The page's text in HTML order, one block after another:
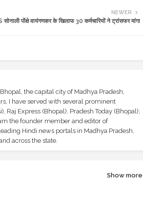
NEWER
सोनाली पोंक्षे वायंगणकर के खिलाफ 30 कर्मचारियों ने ट्रांसफर मांगा
the capital city of Madhya Pradesh,
I have served with several prominent
Raj Express (Bhopal), Pradesh Today (Bhopal);
the founder member and editor of
Hindi news portals in Madhya Pradesh,
across the state.
Show more